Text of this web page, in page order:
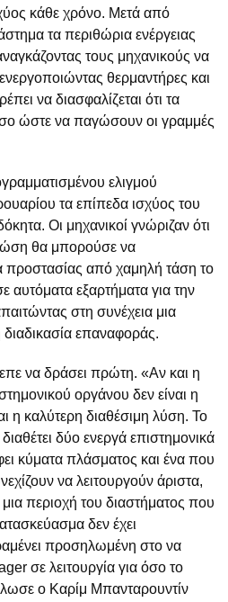
κάθε χρόνο. Μετά από
τα περιθώρια ενέργειας
τους μηχανικούς να
θερμαντήρες και
να διασφαλίζεται ότι τα
ώστε να παγώσουν οι γραμμές
ελιγμού
τα επίπεδα ισχύος του
Οι μηχανικοί γνώριζαν ότι
θα μπορούσε να
προστασίας από χαμηλή τάση το
αυτόματα εξαρτήματα για την
στη συνέχεια μια
επαναφοράς.
να δράσει πρώτη. «Αν και η
οργάνου δεν είναι η
η καλύτερη διαθέσιμη λύση. Το
δύο ενεργά επιστημονικά
κύματα πλάσματος και ένα που
να λειτουργούν άριστα,
περιοχή του διαστήματος που
δεν έχει
προσηλωμένη στο να
σε λειτουργία για όσο το
ο Καρίμ Μπανταρουντίν